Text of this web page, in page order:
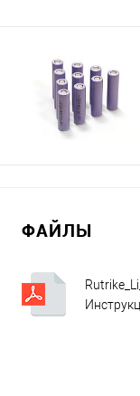
ФАЙЛЫ